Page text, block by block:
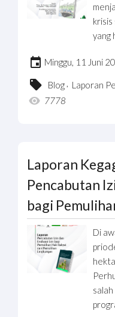
yang
Minggu, 11 Juni
Blog , Laporan
7778
Laporan
Pencabutan
bagi
Di